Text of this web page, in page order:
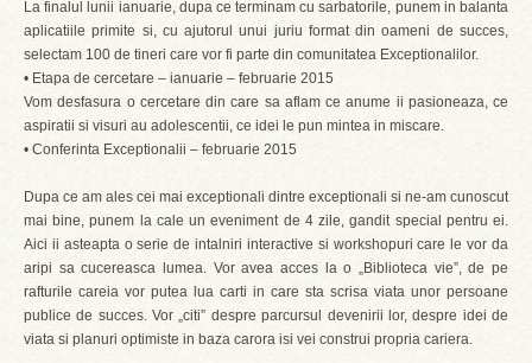
La finalul lunii ianuarie, dupa ce terminam cu sarbatorile, punem in balanta
aplicatiile primite si, cu ajutorul unui juriu format din oameni de succes,
selectam 100 de tineri care vor fi parte din comunitatea Exceptionalilor.
• Etapa de cercetare – ianuarie – februarie 2015
Vom desfasura o cercetare din care sa aflam ce anume ii pasioneaza, ce
aspiratii si visuri au adolescentii, ce idei le pun mintea in miscare.
• Conferinta Exceptionalii – februarie 2015
Dupa ce am ales cei mai exceptionali dintre exceptionali si ne-am cunoscut
mai bine, punem la cale un eveniment de 4 zile, gandit special pentru ei.
Aici ii asteapta o serie de intalniri interactive si workshopuri care le vor da
aripi sa cucereasca lumea. Vor avea acces la o „Biblioteca vie”, de pe
rafturile careia vor putea lua carti in care sta scrisa viata unor persoane
publice de succes. Vor „citi” despre parcursul devenirii lor, despre idei de
viata si planuri optimiste in baza carora isi vei construi propria cariera.